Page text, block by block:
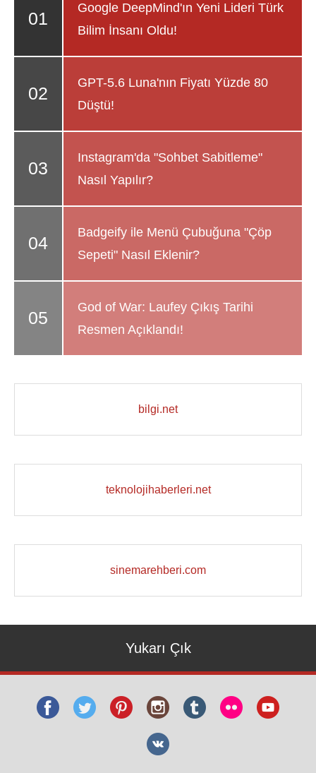
Google DeepMind'ın Yeni Lideri Türk
Bilim İnsanı Oldu!
GPT-5.6 Luna'nın Fiyatı Yüzde 80
Düştü!
Instagram'da "Sohbet Sabitleme"
Nasıl Yapılır?
Badgeify ile Menü Çubuğuna "Çöp
Sepeti" Nasıl Eklenir?
God of War: Laufey Çıkış Tarihi
Resmen Açıklandı!
bilgi.net
teknolojihaberleri.net
sinemarehberi.com
Yukarı Çık